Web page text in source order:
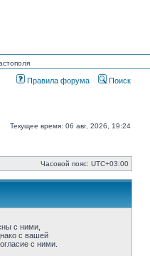
Правила форума Поиск
Текущее время: 06 авг, 2026, 19:24
Часовой пояс: UTC+03:00
с ними,
с вашей
с ними.